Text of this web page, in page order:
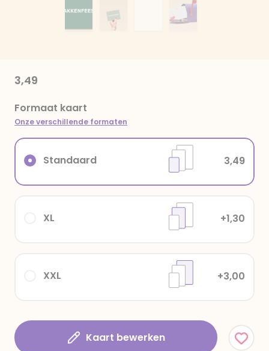
3,49
Formaat kaart
Onze verschillende formaten
XXL +3,00
XL +1,30
Standaard 3,49
Kaart bewerken